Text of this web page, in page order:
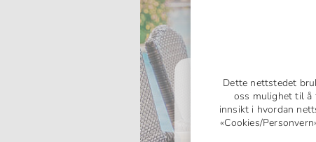
Kiotari/Lindos,
Lindos
Dette nettstedet
oss mulighet til å
innsikt i hvordan
«Cookies/